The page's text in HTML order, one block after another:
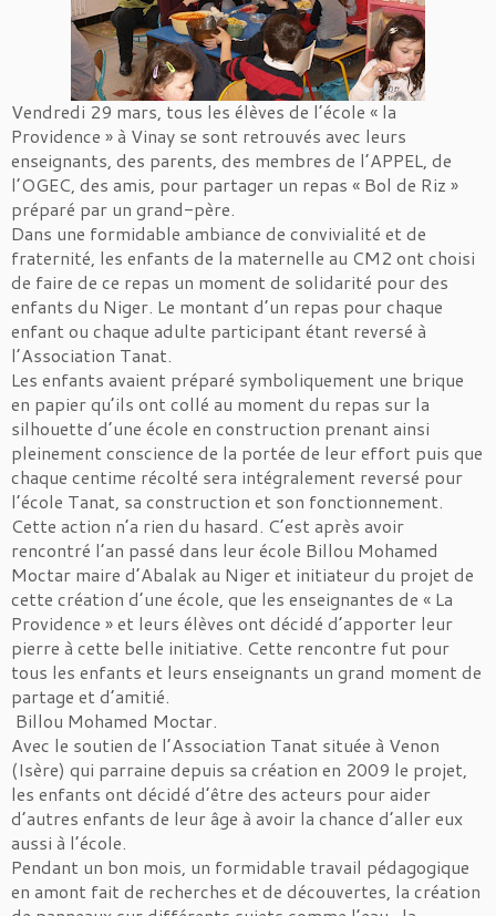
Vendredi 29 mars, tous les élèves de l’école « la
Providence » à Vinay se sont retrouvés avec leurs
enseignants, des parents, des membres de l’APPEL, de
l’OGEC, des amis, pour partager un repas « Bol de Riz »
préparé par un grand-père.
Dans une formidable ambiance de convivialité et de
fraternité, les enfants de la maternelle au CM2 ont choisi
de faire de ce repas un moment de solidarité pour des
enfants du Niger. Le montant d’un repas pour chaque
enfant ou chaque adulte participant étant reversé à
l’Association Tanat.
Les enfants avaient préparé symboliquement une brique
en papier qu’ils ont collé au moment du repas sur la
silhouette d’une école en construction prenant ainsi
pleinement conscience de la portée de leur effort puis que
chaque centime récolté sera intégralement reversé pour
l’école Tanat, sa construction et son fonctionnement.
Cette action n’a rien du hasard. C’est après avoir
rencontré l’an passé dans leur école Billou Mohamed
Moctar maire d’Abalak au Niger et initiateur du projet de
cette création d’une école, que les enseignantes de « La
Providence » et leurs élèves ont décidé d’apporter leur
pierre à cette belle initiative. Cette rencontre fut pour
tous les enfants et leurs enseignants un grand moment de
partage et d’amitié.
Billou Mohamed Moctar.
Avec le soutien de l’Association Tanat située à Venon
(Isère) qui parraine depuis sa création en 2009 le projet,
les enfants ont décidé d’être des acteurs pour aider
d’autres enfants de leur âge à avoir la chance d’aller eux
aussi à l’école.
Pendant un bon mois, un formidable travail pédagogique
en amont fait de recherches et de découvertes, la création